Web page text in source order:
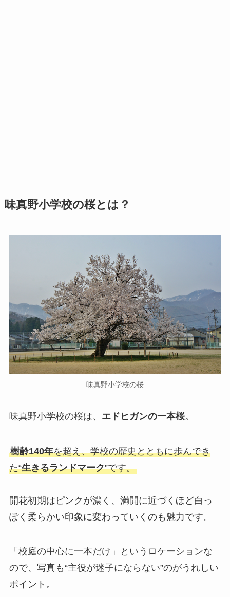
味真野小学校の桜とは？
味真野小学校の桜
味真野小学校の桜は、 エドヒガンの一本桜。
樹齢140年を超え、学校の歴史とともに歩んでき
た“生きるランドマーク”です。
開花初期はピンクが濃く、満開に近づくほど白っ
ぽく柔らかい印象に変わっていくのも魅力です。
「校庭の中心に一本だけ」というロケーションな
ので、写真も“主役が迷子にならない”のがうれしい
ポイント。